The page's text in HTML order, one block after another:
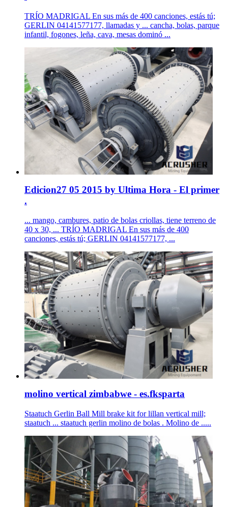
TRÍO MADRIGAL En sus más de 400 canciones, estás tú;
GERLIN 04141577177, llamadas y ... cancha, bolas, parque
infantil, fogones, leña, cava, mesas dominó ...
Edicion27 05 2015 by Ultima Hora - El primer
.
... mango, cambures, patio de bolas criollas, tiene terreno de
40 x 30, ... TRÍO MADRIGAL En sus más de 400
canciones, estás tú; GERLIN 04141577177, ...
molino vertical zimbabwe - es.fksparta
Staatuch Gerlin Ball Mill brake kit for lillan vertical mill;
staatuch ... staatuch gerlin molino de bolas . Molino de .....